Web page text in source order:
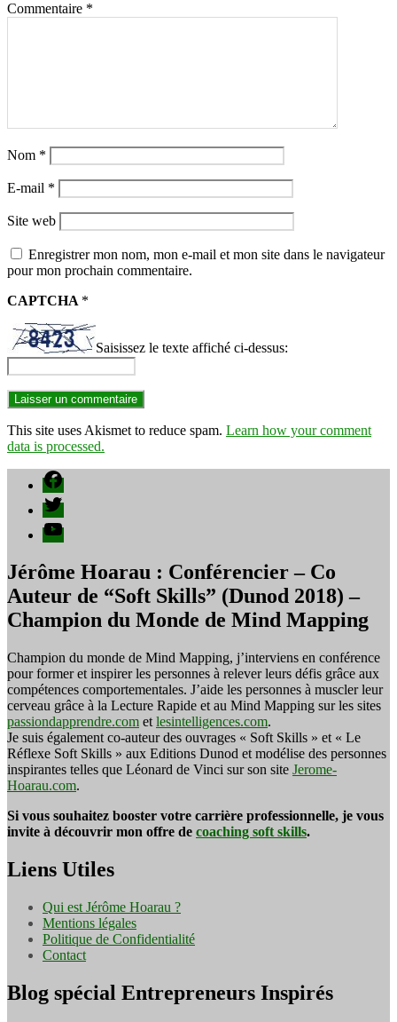
Commentaire *
Nom *
E-mail *
Site web
Enregistrer mon nom, mon e-mail et mon site dans le navigateur
pour mon prochain commentaire.
CAPTCHA *
Saisissez le texte affiché ci-dessus:
This site uses Akismet to reduce spam. Learn how your comment
data is processed.
Facebook
Twitter
YouTube
Jérôme Hoarau : Conférencier – Co
Auteur de “Soft Skills” (Dunod 2018) –
Champion du Monde de Mind Mapping
Champion du monde de Mind Mapping, j’interviens en conférence
pour former et inspirer les personnes à relever leurs défis grâce aux
compétences comportementales. J’aide les personnes à muscler leur
cerveau grâce à la Lecture Rapide et au Mind Mapping sur les sites
passiondapprendre.com et lesintelligences.com.
Je suis également co-auteur des ouvrages « Soft Skills » et « Le
Réflexe Soft Skills » aux Editions Dunod et modélise des personnes
inspirantes telles que Léonard de Vinci sur son site Jerome-
Hoarau.com.
Si vous souhaitez booster votre carrière professionnelle, je vous
invite à découvrir mon offre de coaching soft skills.
Liens Utiles
Qui est Jérôme Hoarau ?
Mentions légales
Politique de Confidentialité
Contact
Blog spécial Entrepreneurs Inspirés